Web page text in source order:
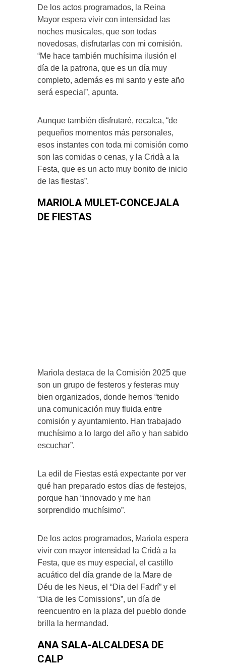
De los actos programados, la Reina
Mayor espera vivir con intensidad las
noches musicales, que son todas
novedosas, disfrutarlas con mi comisión.
“Me hace también muchísima ilusión el
día de la patrona, que es un día muy
completo, además es mi santo y este año
será especial”, apunta.
Aunque también disfrutaré, recalca, “de
pequeños momentos más personales,
esos instantes con toda mi comisión como
son las comidas o cenas, y la Cridà a la
Festa, que es un acto muy bonito de inicio
de las fiestas”.
MARIOLA MULET-CONCEJALA
DE FIESTAS
Mariola destaca de la Comisión 2025 que
son un grupo de festeros y festeras muy
bien organizados, donde hemos “tenido
una comunicación muy fluida entre
comisión y ayuntamiento. Han trabajado
muchísimo a lo largo del año y han sabido
escuchar”.
La edil de Fiestas está expectante por ver
qué han preparado estos días de festejos,
porque han “innovado y me han
sorprendido muchísimo”.
De los actos programados, Mariola espera
vivir con mayor intensidad la Cridà a la
Festa, que es muy especial, el castillo
acuático del día grande de la Mare de
Déu de les Neus, el “Dia del Fadrí” y el
“Dia de les Comissions”, un día de
reencuentro en la plaza del pueblo donde
brilla la hermandad.
ANA SALA-ALCALDESA DE
CALP